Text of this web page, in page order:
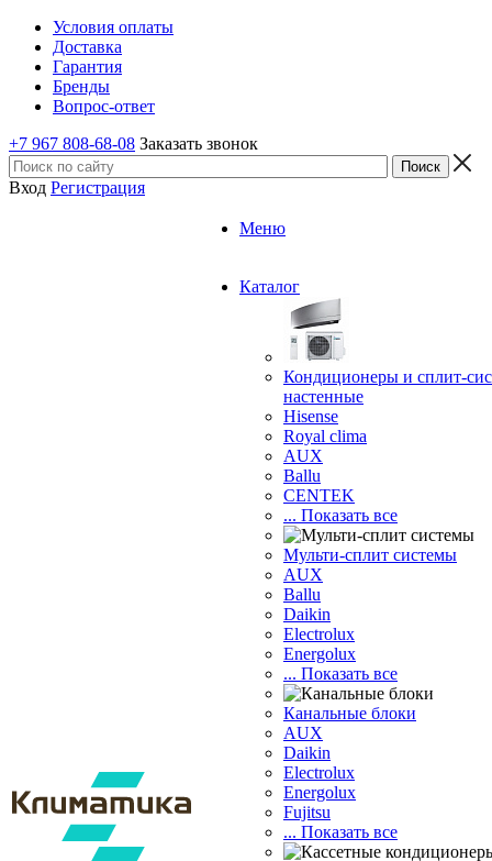
Условия оплаты
Доставка
Гарантия
Бренды
Вопрос-ответ
+7 967 808-68-08 Заказать звонок
Вход Регистрация
Меню
Каталог
Кондиционеры и сплит-
настенные
Hisense
Royal clima
AUX
Ballu
CENTEK
... Показать все
Мульти-сплит системы
AUX
Ballu
Daikin
Electrolux
Energolux
... Показать все
Канальные блоки
AUX
Dаikin
Electrolux
Energolux
Fujitsu
... Показать все